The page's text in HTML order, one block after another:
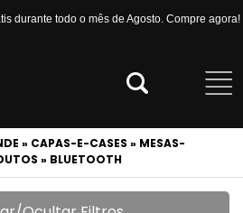
durante todo o mês de Agosto. Compre agora!
» CAPAS-E-CASES » MESAS-
» BLUETOOTH